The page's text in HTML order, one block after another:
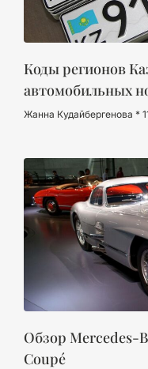
Коды регионов
автомобильных
Жанна Кудайбергенова
Обзор Mercedes-
Coupé